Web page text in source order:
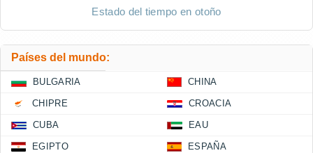
Estado del tiempo en otoño
Países del mundo:
BULGARIA CHINA
CHIPRE CROACIA
CUBA EAU
EGIPTO ESPAÑA